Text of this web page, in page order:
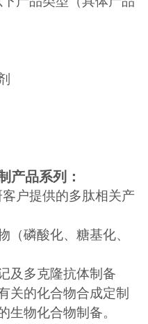
产品系列：
户提供的多肽相关产
（磷酸化、糖基化、
及多克隆抗体制备
关的化合物合成定制
生物化合物制备。